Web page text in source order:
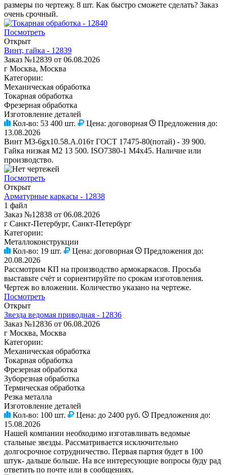
размеры по чертежу. 8 шт. Как быстро сможете сделать? Заказ
очень срочный.
Посмотреть
Открыт
Винт, гайка - 12839
Заказ №12839 от 06.08.2026
г Москва, Москва
Категории:
Механическая обработка
Токарная обработка
Фрезерная обработка
Изготовление деталей
Кол-во: 53 400 шт. Цена: договорная
Предложения до:
13.08.2026
Винт М3-6gх10.58.А.016т ГОСТ 17475-80(потай) - 39 900.
Гайка низкая М2 13 500. ISO7380-1 М4х45. Наличие или
производство.
Посмотреть
Открыт
Арматурные каркасы - 12838
1 файл
Заказ №12838 от 06.08.2026
г Санкт-Петербург, Санкт-Петербург
Категории:
Металлоконструкции
Кол-во: 19 шт. Цена: договорная
Предложения до:
20.08.2026
Рассмотрим КП на производство армокаркасов. Просьба
выставьте счёт и сориентируйте по срокам изготовления.
Чертеж во вложении. Количество указано на чертеже.
Посмотреть
Открыт
Звезда ведомая приводная - 12836
Заказ №12836 от 06.08.2026
г Москва, Москва
Категории:
Механическая обработка
Токарная обработка
Фрезерная обработка
Зуборезная обработка
Термическая обработка
Резка металла
Изготовление деталей
Кол-во: 100 шт. Цена: до 2400 руб.
Предложения до:
15.08.2026
Нашей компании необходимо изготавливать ведомые
стальные звезды. Рассматривается исключительно
долгосрочное сотрудничество. Первая партия будет в 100
штук- дальше больше. На все интересующие вопросы буду рад
ответить по почте или в сообщениях.